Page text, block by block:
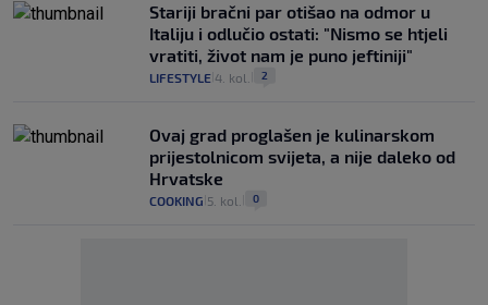
Stariji bračni par otišao na odmor u
Italiju i odlučio ostati: "Nismo se htjeli
vratiti, život nam je puno jeftiniji"
LIFESTYLE 4. kol. 2
Ovaj grad proglašen je kulinarskom
prijestolnicom svijeta, a nije daleko od
Hrvatske
COOKING 5. kol. 0